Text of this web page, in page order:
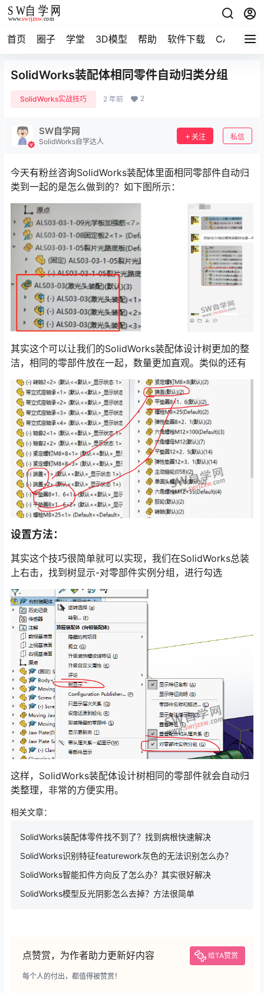
首页 圈子 学堂 3D模型 帮助 软件下载 CAD资料
SolidWorks装配体相同零件自动归类分组
SolidWorks实战技巧 2 年前 2
SW自学网
SolidWorks自学达人
关注 私信
今天有粉丝咨询SolidWorks装配体里面相同零部件自动归
类到一起的是怎么做到的？如下图所示：
其实这个可以让我们的SolidWorks装配体设计树更加的整
洁，相同的零部件放在一起，数量更加直观。类似的还有
设置方法：
其实这个技巧很简单就可以实现，我们在SolidWorks总装
上右击，找到树显示-对零部件实例分组，进行勾选
这样，SolidWorks装配体设计树相同的零部件就会自动归
类整理，非常的方便实用。
相关文章：
SolidWorks装配体零件找不到了？找到病根快速解决
SolidWorks识别特征featurework灰色的无法识别怎么办？
SolidWorks智能扣件方向反了怎么办？其实很好解决
SolidWorks模型反光阴影怎么去掉？方法很简单
点赞赏，为作者助力更新好内容 给TA赞赏
每个人的付出，都值得被赞赏！